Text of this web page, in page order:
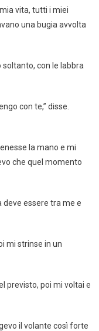
vita, tutti i miei
una bugia avvolta
soltanto, con le labbra
con te,” disse.
la mano e mi
che quel momento
deve essere tra me e
mi strinse in un
previsto, poi mi voltai e
il volante così forte